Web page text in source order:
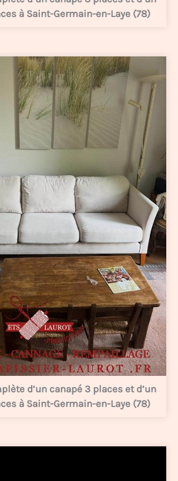
à Saint-Germain-en-Laye (78)
d’un canapé 3 places et d’un
à Saint-Germain-en-Laye (78)